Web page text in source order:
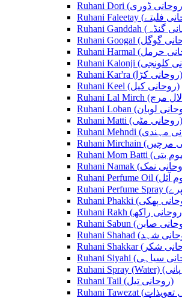
Ruhani Kar'ra (روحانی کڑا)
Ruhani Keel (روحانی کیل)
Ruhani Matti (روحانی مٹی)
Ruhani Tail (روحانی تیل)